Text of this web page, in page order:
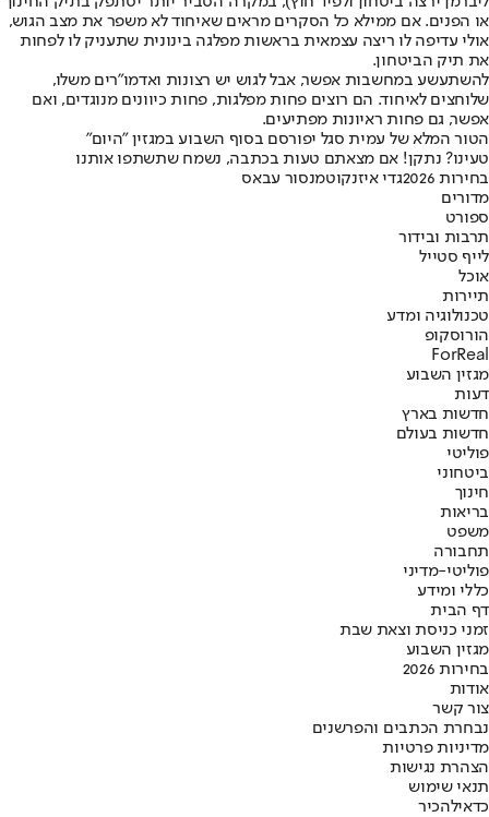
או הפנים. אם ממילא כל הסקרים מראים שאיחוד לא משפר את מצב הגוש,
אולי עדיפה לו ריצה עצמאית בראשות מפלגה בינונית שתעניק לו לפחות
את תיק הביטחון.
להשתעשע במחשבות אפשר, אבל לגוש יש רצונות ואדמו״רים משלו,
שלוחצים לאיחוד. הם רוצים פחות מפלגות, פחות כיוונים מנוגדים, ואם
אפשר, גם פחות ראיונות מפתיעים.
הטור המלא של עמית סגל יפורסם בסוף השבוע במגזין "היום"
טעינו? נתקן! אם מצאתם טעות בכתבה, נשמח שתשתפו אותנו
בחירות 2026
גדי איזנקוטמנסור עבאס
מדורים
ספורט
תרבות ובידור
לייף סטייל
אוכל
תיירות
טכנולוגיה ומדע
הורוסקופ
ForReal
מגזין השבוע
דעות
חדשות בארץ
חדשות בעולם
פוליטי
ביטחוני
חינוך
בריאות
משפט
תחבורה
פוליטי-מדיני
כללי ומידע
דף הבית
זמני כניסת וצאת שבת
מגזין השבוע
בחירות 2026
אודות
צור קשר
נבחרת הכתבים והפרשנים
מדיניות פרטיות
הצהרת נגישות
תנאי שימוש
כדאילהכיר